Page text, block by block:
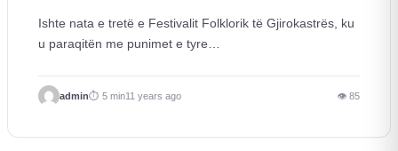
Ishte nata e tretë e Festivalit Folklorik të Gjirokastrës, ku
u paraqitën me punimet e tyre…
admin 5 min11 years ago 👁 85